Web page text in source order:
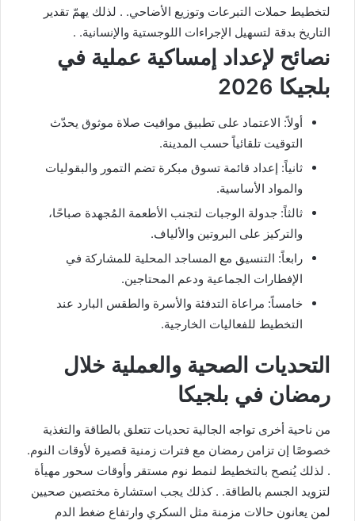
لتخطيط حملات التبرعات وتوزيع الأضاحي. . لذلك يهمّ تقدير
التاريخ بدقة لتسهيل الإجراءات اللوجستية والإنسانية. .
نصائح لإعداد إمساكية عملية في
بلجيكا 2026
أولاً: الاعتماد على تطبيق مواقيت صلاة موثوق يحدّث
التوقيت تلقائياً حسب المدينة.
ثانياً: إعداد قائمة تسوق مبكرة تضم التمور والبقوليات
والمواد الأساسية.
ثالثاً: جدولة الوجبات لتجنب الأطعمة المُجهدة صباحًا،
والتركيز على البروتين والألياف.
رابعاً: التنسيق مع المساجد المحلية للمشاركة في
الإفطارات الجماعية ودعم المحتاجين.
خامساً: مراعاة التدفئة والأسرة والطقس البارد عند
التخطيط للفعاليات الخارجية.
التحديات الصحية والعملية خلال
رمضان في بلجيكا
من ناحية أخرى تواجه الجالية تحديات تتعلق بالطاقة والتغذية
خصوصًا إن تزامن رمضان مع فترات زمنية قصيرة لأوقات النوم.
. لذلك يُنصح بالتخطيط لنمط نوم مستقر وأوقات سحور مهيأة
لتزويد الجسم بالطاقة. . كذلك يجب استشارة مختصين صحيين
لمن يعانون حالات مزمنة مثل السكري وارتفاع ضغط الدم